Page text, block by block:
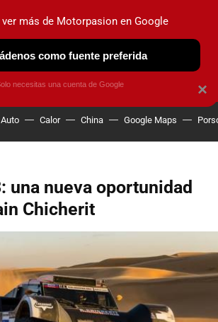
ELÉCTRICOS OBSERVATORIO
Calor China Google Maps
una nueva oportunidad
Chicherit
×
ver más de Motorpasion en Google
como fuente preferida
necesitas una cuenta de Google